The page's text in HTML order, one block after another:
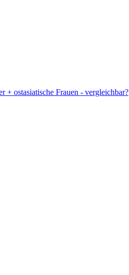
+ ostasiatische Frauen - vergleichbar?